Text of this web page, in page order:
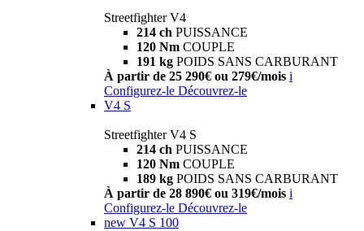
Streetfighter V4
214 ch PUISSANCE
120 Nm COUPLE
191 kg POIDS SANS CARBURANT
À partir de 25 290€ ou 279€/mois i
Configurez-le Découvrez-le
V4 S
Streetfighter V4 S
214 ch PUISSANCE
120 Nm COUPLE
189 kg POIDS SANS CARBURANT
À partir de 28 890€ ou 319€/mois i
Configurez-le Découvrez-le
new V4 S 100